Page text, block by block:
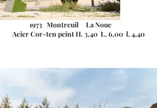
1973 Montreuil La Noue
Acier Cor-ten peint H. 3,40 L. 6,00 l. 4,40